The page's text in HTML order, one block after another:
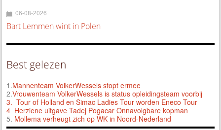
06-08-2026
Bart Lemmen wint in Polen
Best gelezen
1.Mannenteam VolkerWessels stopt ermee
2.Vrouwenteam VolkerWessels is status opleidingsteam voorbij
3. Tour of Holland en Simac Ladies Tour worden Eneco Tour
4 Herziene uitgave Tadej Pogacar Onnavolgbare kopman
5. Mollema verheugt zich op WK in Noord-Nederland